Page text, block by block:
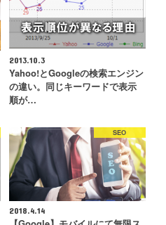
2013.10.3
Yahoo!とGoogleの検索エンジン
の違い。同じキーワードで表示
順が…
SEO
2018.4.14